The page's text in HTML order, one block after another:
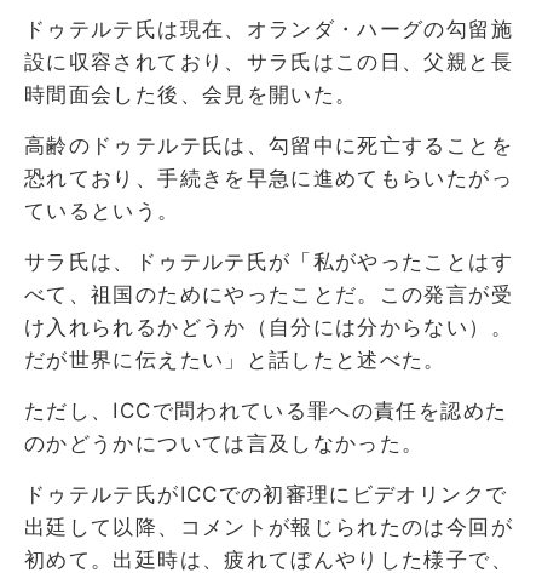
ドゥテルテ氏は現在、オランダ・ハーグの勾留施
設に収容されており、サラ氏はこの日、父親と長
時間面会した後、会見を開いた。
高齢のドゥテルテ氏は、勾留中に死亡することを
恐れており、手続きを早急に進めてもらいたがっ
ているという。
サラ氏は、ドゥテルテ氏が「私がやったことはす
べて、祖国のためにやったことだ。この発言が受
け入れられるかどうか（自分には分からない）。
だが世界に伝えたい」と話したと述べた。
ただし、ICCで問われている罪への責任を認めた
のかどうかについては言及しなかった。
ドゥテルテ氏がICCでの初審理にビデオリンクで
出廷して以降、コメントが報じられたのは今回が
初めて。出廷時は、疲れてぼんやりした様子で、